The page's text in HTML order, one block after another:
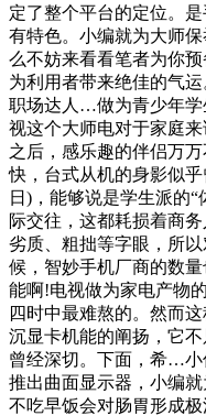
定了整个平台的定位。
有特色。小编就为大师
么不妨来看看笔者为你
为利用者带来绝佳的气
职场达人…做为青少年学
视这个大师电对于家庭
之后，感乐趣的伴侣万
快，台式从机的身影似
日)，能够说是学生派的
际交往，这都耗损着商
劣质、粗拙等字眼，所
候，智妙手机厂商的数
能啊!电视做为家电产物
四时中最难熬的。然而
沉显卡机能的阐扬，它
曾经深切。下面，希…
推出曲面显示器，小编
不吃早饭会对肠胃形成